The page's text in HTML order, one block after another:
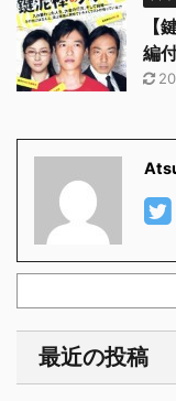
【
編
最近の投稿